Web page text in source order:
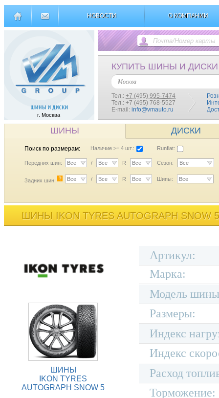
НОВОСТИ О КОМПАНИИ
г. Москва
КУПИТЬ ШИНЫ И ДИСКИ
Москва
Тел.: +7 (495) 995-7474
Тел.: +7 (495) 768-5527
E-mail: info@vmauto.ru
ШИНЫ ДИСКИ
Поиск по размерам: Наличие >= 4 шт.: Runflat:
Передних шин: Все / Все R Все Сезон: Все
Задних шин: ? Все / Все R Все Шипы: Все
ШИНЫ IKON TYRES AUTOGRAPH SNOW
ШИНЫ
IKON TYRES
AUTOGRAPH SNOW 5
Артикул:
Марка:
Модель
Размеры:
Индекс
Индекс
Расход
Торможение: